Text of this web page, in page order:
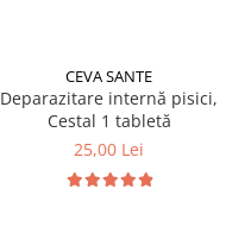
CEVA SANTE
Deparazitare internă pisici,
Cestal 1 tabletă
25,00 Lei